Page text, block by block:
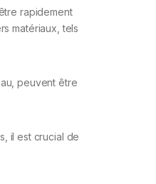
rapidement
matériaux, tels
peuvent être
il est crucial de